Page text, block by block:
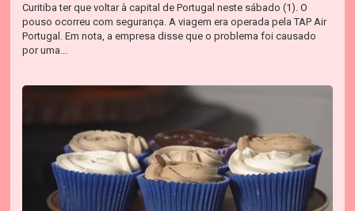
Curitiba ter que voltar à capital de Portugal neste sábado (1). O
pouso ocorreu com segurança. A viagem era operada pela TAP Air
Portugal. Em nota, a empresa disse que o problema foi causado
por uma...